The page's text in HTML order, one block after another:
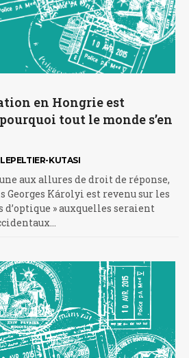
en Hongrie est
tout le monde s’en
KUTASI
aux allures de droit de réponse,
Károlyi est revenu sur les
» auxquelles seraient